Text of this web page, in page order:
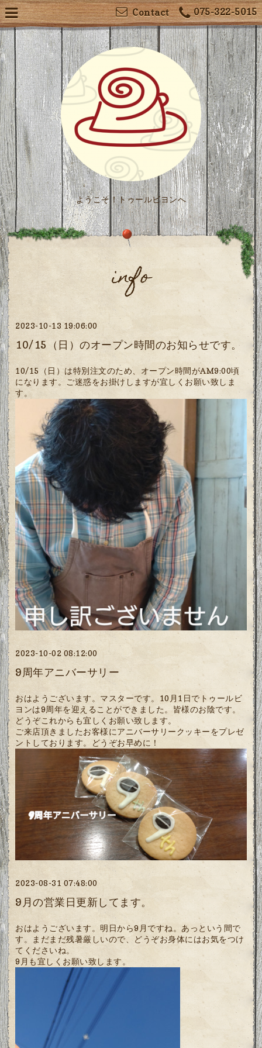
075-322-5015
Contact
ようこそ！トゥールビヨンへ
info
2023-10-13 19:06:00
10/15（日）のオープン時間のお知らせです。
10/15（日）は特別注文のため、オープン時間がAM9:00頃
になります。ご迷惑をお掛けしますが宜しくお願い致しま
す。
2023-10-02 08:12:00
9周年アニバーサリー
おはようございます。マスターです。10月1日でトゥールビ
ヨンは9周年を迎えることができました。皆様のお陰です。
どうぞこれからも宜しくお願い致します。
ご来店頂きましたお客様にアニバーサリークッキーをプレゼ
ントしております。どうぞお早めに！
2023-08-31 07:48:00
9月の営業日更新してます。
おはようございます。明日から9月ですね。あっという間で
す。まだまだ残暑厳しいので、どうぞお身体にはお気をつけ
てくださいね。
9月も宜しくお願い致します。